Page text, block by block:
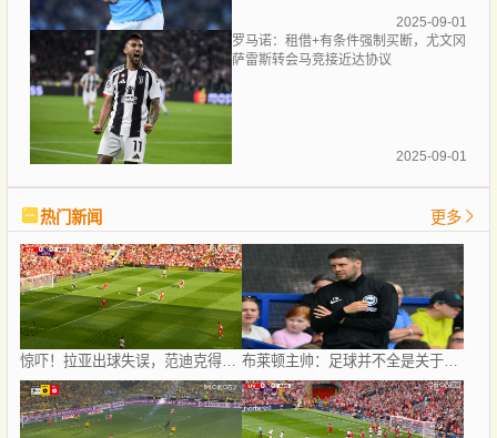
2025-09-01
罗马诺：租借+有条件强制买断，尤文冈
萨雷斯转会马竞接近达协议
2025-09-01
热门新闻 更多